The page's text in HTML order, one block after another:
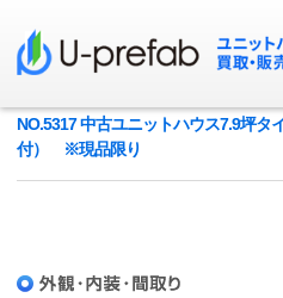
NO.5317 中古ユニットハウス7.9坪タ
付） ※現品限り